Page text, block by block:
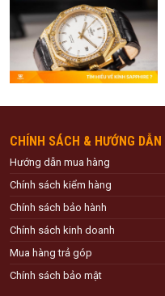
CHÍNH SÁCH & HƯỚNG DẪN
Hướng dẫn mua hàng
Chính sách kiểm hàng
Chính sách bảo hành
Chính sách kinh doanh
Mua hàng trả góp
Chính sách bảo mật